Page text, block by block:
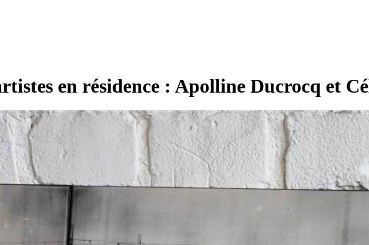
en résidence : Apolline Ducrocq et